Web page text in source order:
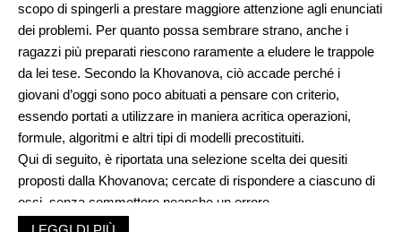
scopo di spingerli a prestare maggiore attenzione agli enunciati
dei problemi. Per quanto possa sembrare strano, anche i
ragazzi più preparati riescono raramente a eludere le trappole
da lei tese. Secondo la Khovanova, ciò accade perché i
giovani d’oggi sono poco abituati a pensare con criterio,
essendo portati a utilizzare in maniera acritica operazioni,
formule, algoritmi e altri tipi di modelli precostituiti.
Qui di seguito, è riportata una selezione scelta dei quesiti
proposti dalla Khovanova; cercate di rispondere a ciascuno di
essi, senza commettere neanche un errore.
1. Solitamente, i conigli incominciano a riprodursi quando